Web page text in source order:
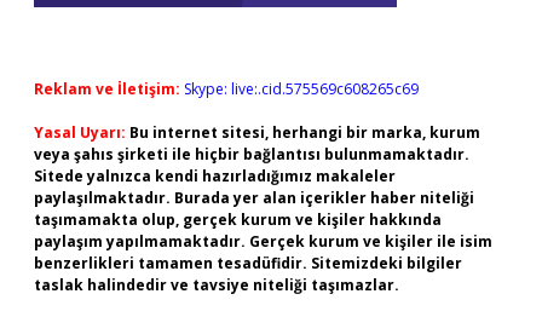
Reklam ve İletişim: Skype: live:.cid.575569c608265c69
Yasal Uyarı: Bu internet sitesi, herhangi bir marka, kurum
veya şahıs şirketi ile hiçbir bağlantısı bulunmamaktadır.
Sitede yalnızca kendi hazırladığımız makaleler
paylaşılmaktadır. Burada yer alan içerikler haber niteliği
taşımamakta olup, gerçek kurum ve kişiler hakkında
paylaşım yapılmamaktadır. Gerçek kurum ve kişiler ile isim
benzerlikleri tamamen tesadüfidir. Sitemizdeki bilgiler
taslak halindedir ve tavsiye niteliği taşımazlar.